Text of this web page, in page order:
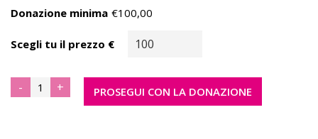
Donazione minima €100,00
Scegli tu il prezzo €
- 032 + PROSEGUI CON LA DONAZIONE